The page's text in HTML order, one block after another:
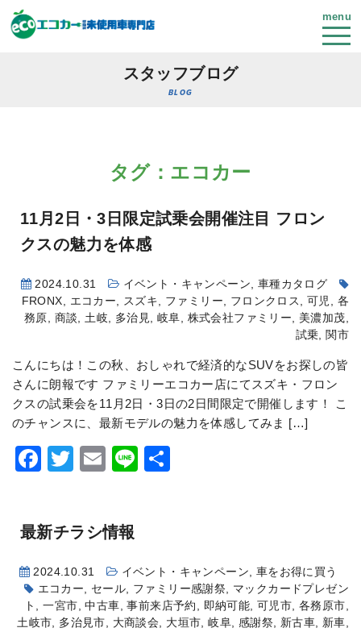
menu
スタッフブログ
BLOG
タグ：エコカー
11月2日・3日限定試乗会開催注目 フロン
クスの魅力を体感
2024.10.31 イベント・キャンペーン, 車種カタログ
FRONX, エコカー, スズキ, ファミリー, フロンクロス , 可児, 各
務原 , 商談,土岐, 多治見, 岐阜, 株式会社ファミリー, 美濃加茂,
試乗, 関市
こんにちは！この秋、おしゃれで経済的なSUVをお探しの皆
さんに朗報です ファミリーエコカー店にてスズキ・フロン
クスの試乗会を11月2日・3日の2日間限定で開催します！
こ
のチャンスに、最新モデルの魅力を体感してみま […]
Facebook
Twitter
Email
Line
最新チラシ情報
2024.10.31 イベント・キャンペーン, 車をお得に買う
エコカー, セール, ファミリー感謝祭, マックカードプレゼン
ト ,一宮市,中古車,事前来店予約 , 即納可能, 可児市, 各務原市,
土岐市, 多治見市, 大商談会, 大垣市,岐阜, 感謝祭, 新古車, 新車,